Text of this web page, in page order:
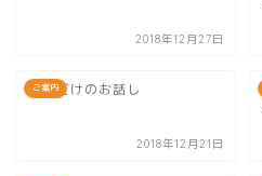
2018年12月27日
ご案内
ここだけのお話し
2018年12月21日